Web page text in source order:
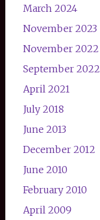
March 2024
November 2023
November 2022
September 2022
April 2021
July 2018
June 2013
December 2012
June 2010
February 2010
April 2009